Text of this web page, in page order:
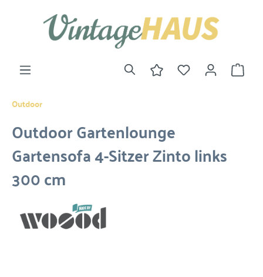
Outdoor
Outdoor Gartenlounge
Gartensofa 4-Sitzer Zinto links
300 cm